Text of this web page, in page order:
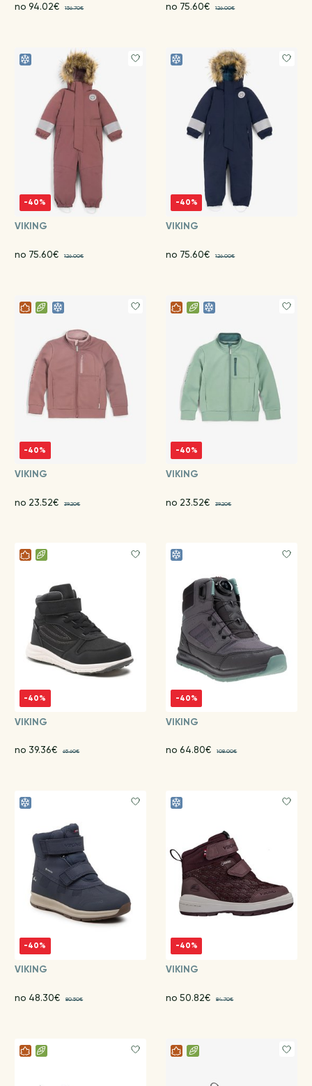
no 94.02€ 156.70€ no 75.60€ 126.00€
-40%
VIKING
no 75.60€ 126.00€
-40%
VIKING
no 75.60€ 126.00€
-40%
VIKING
no 23.52€ 39.20€
-40%
VIKING
no 23.52€ 39.20€
-40%
VIKING
no 39.36€ 65.60€
-40%
VIKING
no 64.80€ 108.00€
-40%
VIKING
no 48.30€ 80.50€
-40%
VIKING
no 50.82€ 84.70€